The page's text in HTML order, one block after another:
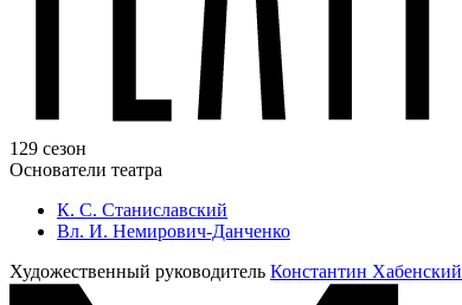
129 сезон
Основатели театра
К. С. Станиславский
Вл. И. Немирович-Данченко
Художественный руководитель Константин Хабенский